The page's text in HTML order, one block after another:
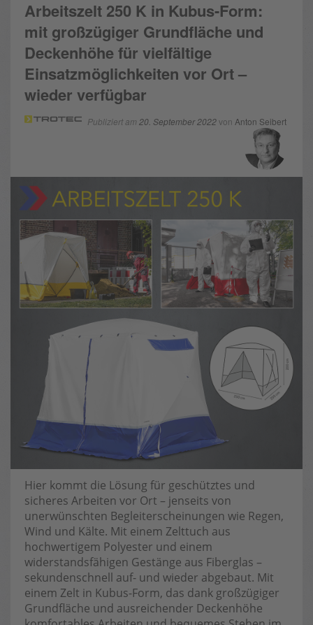
Arbeitszelt 250 K in Kubus-Form:
mit großzügiger Grundfläche und
Deckenhöhe für vielfältige
Einsatzmöglichkeiten vor Ort –
wieder verfügbar
Publiziert am 20. September 2022von Anton Seibert
Hier kommt die Lösung für geschütztes und
sicheres Arbeiten vor Ort – jenseits von
unerwünschten Begleiterscheinungen wie Regen,
Wind und Kälte. Mit einem Zelttuch aus
hochwertigem Polyester und einem
widerstandsfähigen Gestänge aus Fiberglas –
sekundenschnell auf- und wieder abgebaut. Mit
einem Zelt in Kubus-Form, das dank großzügiger
Grundfläche und ausreichender Deckenhöhe